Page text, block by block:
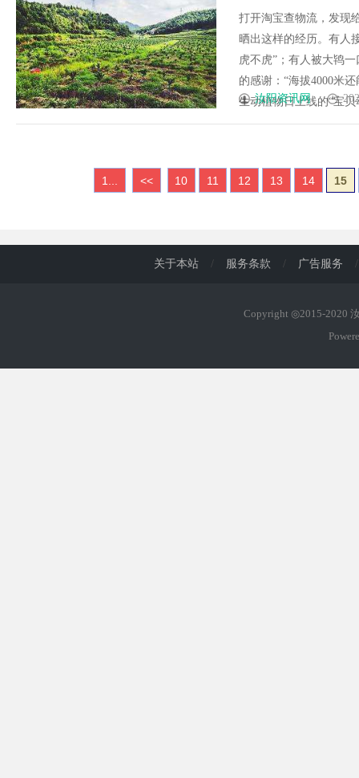
宝贝“送货”
打开淘宝查物流，发现
晒出这样的经历。有人
虎不虎”；有人被大鸨
的感谢：“海拔4000米
生动植物日上线的“宝
汝阳资讯网
1... << 10 11 12 13 14 15
关于本站 / 服务条款 / 广告服务 /
Copyright ◎2015-2020